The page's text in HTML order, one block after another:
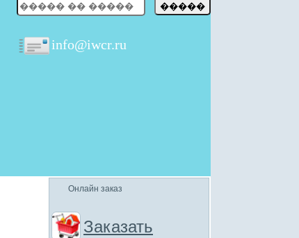
info@iwcr.ru
Онлайн заказ
Заказать